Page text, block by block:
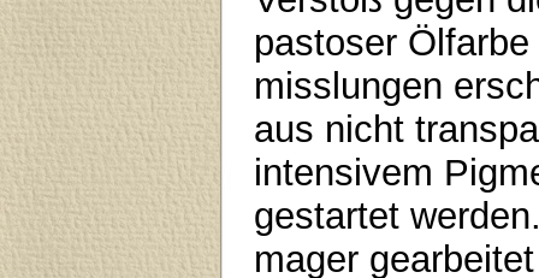
pastoser
misslungen
aus nicht
intensivem
gestartet
mager